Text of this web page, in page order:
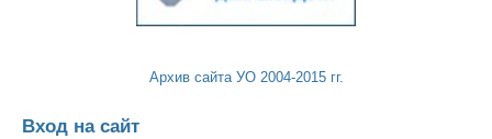
Архив сайта УО 2004-2015 гг.
Вход на сайт